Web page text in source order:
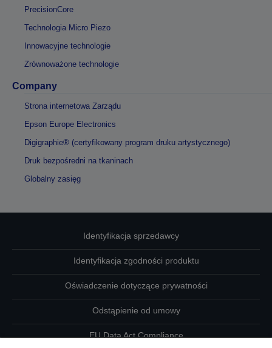
PrecisionCore
Technologia Micro Piezo
Innowacyjne technologie
Zrównoważone technologie
Company
Strona internetowa Zarządu
Epson Europe Electronics
Digigraphie® (certyfikowany program druku artystycznego)
Druk bezpośredni na tkaninach
Globalny zasięg
Identyfikacja sprzedawcy
Identyfikacja zgodności produktu
Oświadczenie dotyczące prywatności
Odstąpienie od umowy
EU Data Act Compliance